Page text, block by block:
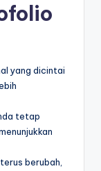
yang dicintai
tetap
berubah,